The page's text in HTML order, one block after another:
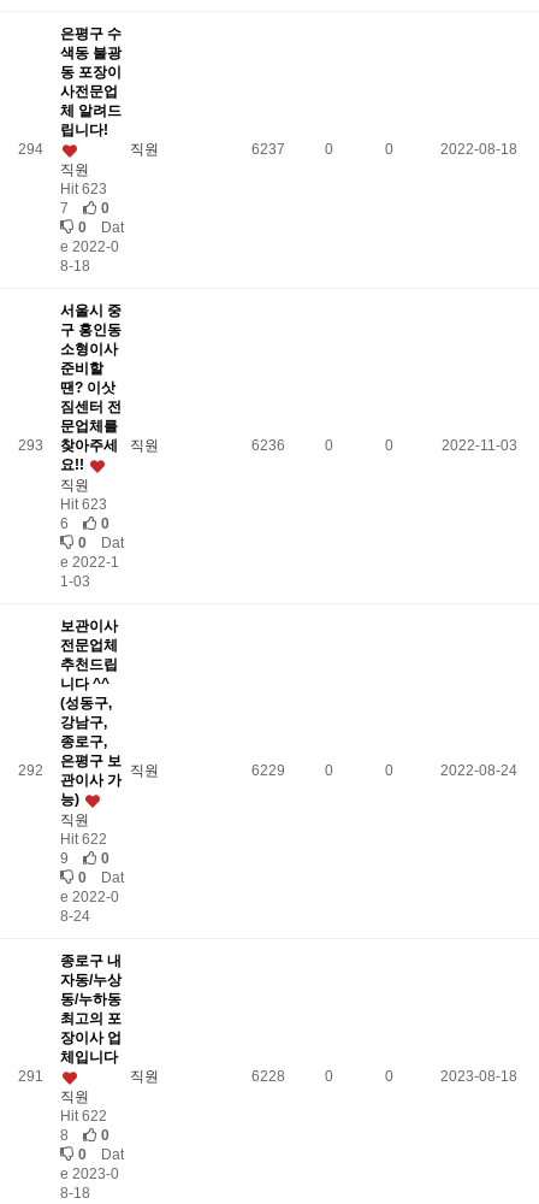
294
은평구 수
색동 불광
동 포장이
사전문업
체 알려드
립니다!
직원
Hit 623
7
0
0
Dat
e 2022-0
8-18
직원 6237 0 0 2022-08-18
293
서울시 중
구 홍인동
소형이사
준비할
땐? 이삿
짐센터 전
문업체를
찾아주세
요!!
직원
Hit 623
6
0
0
Dat
e 2022-1
1-03
직원 6236 0 0 2022-11-03
292
보관이사
전문업체
추천드립
니다 ^^
(성동구,
강남구,
종로구,
은평구 보
관이사 가
능)
직원
Hit 622
9
0
0
Dat
e 2022-0
8-24
직원 6229 0 0 2022-08-24
291
종로구 내
자동/누상
동/누하동
최고의 포
장이사 업
체입니다
직원
Hit 622
8
0
0
Dat
e 2023-0
8-18
직원 6228 0 0 2023-08-18